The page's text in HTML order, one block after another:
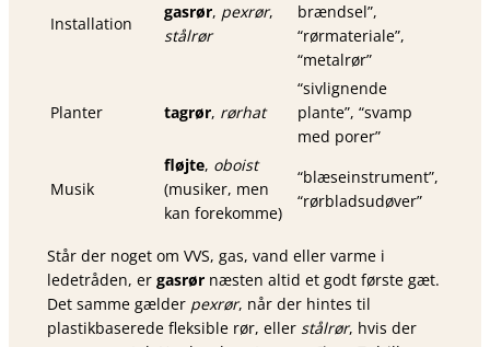
Installation
gasrør, pexrør,
stålrør
brændsel”,
“rørmateriale”,
“metalrør”
Planter tagrør, rørhat
“sivlignende
plante”, “svamp
med porer”
Musik
fløjte, oboist
(musiker, men
kan forekomme)
“blæseinstrument”,
“rørbladsudøver”
Står der noget om VVS, gas, vand eller varme i
ledetråden, er gasrør næsten altid et godt første gæt.
Det samme gælder pexrør, når der hintes til
plastikbaserede fleksible rør, eller stålrør, hvis der